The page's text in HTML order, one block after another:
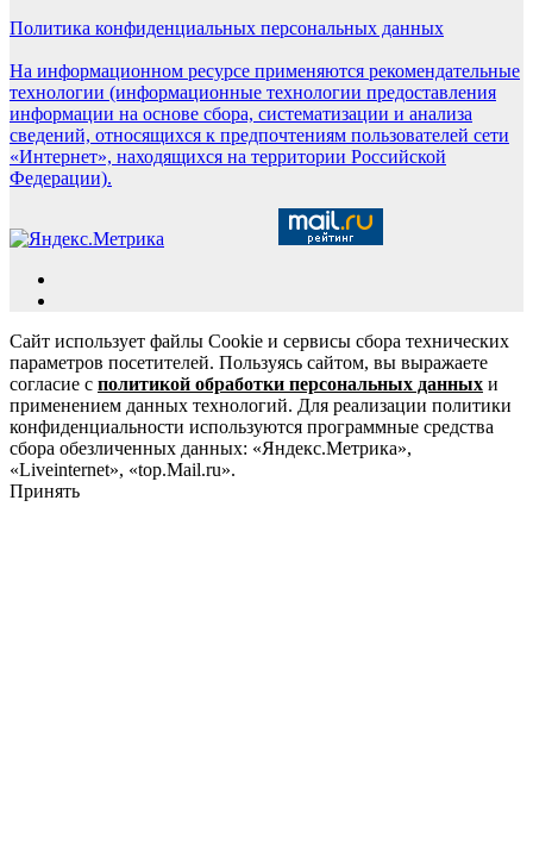
Политика конфиденциальных персональных данных
На информационном ресурсе применяются рекомендательные
технологии (информационные технологии предоставления
информации на основе сбора, систематизации и анализа
сведений, относящихся к предпочтениям пользователей сети
«Интернет», находящихся на территории Российской
Федерации).
Сайт использует файлы Cookie и сервисы сбора технических
параметров посетителей. Пользуясь сайтом, вы выражаете
согласие с политикой обработки персональных данных и
применением данных технологий. Для реализации политики
конфиденциальности используются программные средства
сбора обезличенных данных: «Яндекс.Метрика»,
«Liveinternet», «top.Mail.ru».
Принять